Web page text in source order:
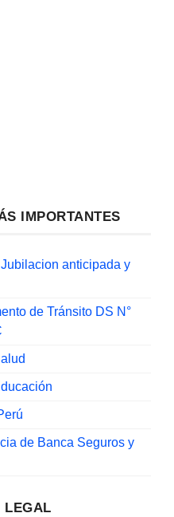
IMPORTANTES
Jubilacion anticipada y
de Tránsito DS N°
de Banca Seguros y
LEGAL